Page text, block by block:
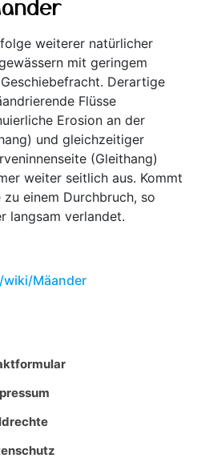
weiterer natürlicher
mit geringem
Derartige
Flüsse
Erosion an der
und gleichzeitiger
(Gleithang)
weiter seitlich aus. Kommt
einem Durchbruch, so
langsam verlandet.
Mäander